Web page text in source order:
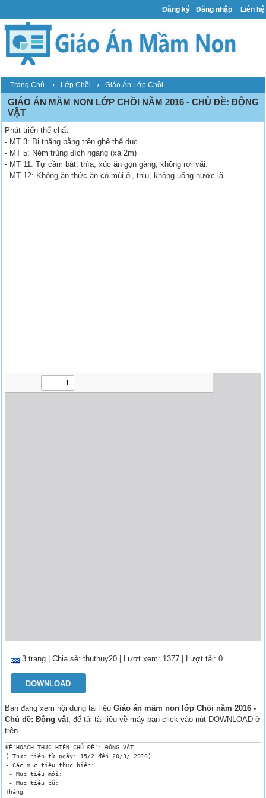
Đăng ký Đăng nhập Liên hệ
Trang Chủ › Lớp Chồi › Giáo Án Lớp Chồi
GIÁO ÁN MẦM NON LỚP CHỒI NĂM 2016 - CHỦ ĐỀ: ĐỘNG
VẬT
Phát triển thể chất
- MT 3: Đi thăng bằng trên ghế thể dục.
- MT 5: Ném trúng đích ngang (xa 2m)
- MT 11: Tự cầm bát, thìa, xúc ăn gọn gàng, không rơi vãi.
- MT 12: Không ăn thức ăn có mùi ôi, thiu, không uống nước lã.
3 trang |Chia sẻ:thuthuy20 | Lượt xem: 1377 | Lượt tải: 0
DOWNLOAD
Bạn đang xem nội dung tài liệuGiáo án mầm non lớp Chồi năm 2016 -
Chủ đề: Động vật, để tải tài liệu về máy bạn click vào nút DOWNLOAD ở
trên
KẾ HOẠCH THỰC HIỆN CHỦ ĐỀ : ĐỘNG VẬT
( Thực hiện từ ngày: 15/2 đến 20/3/ 2016)
- Các mục tiêu thực hiện:
- Mục tiêu mới:
- Mục tiêu cũ:
Tháng